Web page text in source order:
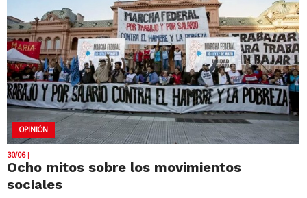
OPINIÓN
30/06|
Ocho mitos sobre los movimientos
sociales